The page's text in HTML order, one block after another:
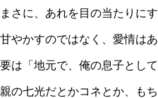
まさに、あれを目の当たりに
甘やかすのではなく、愛情は
要は「地元で、俺の息子とし
親の七光だとかコネとか、も